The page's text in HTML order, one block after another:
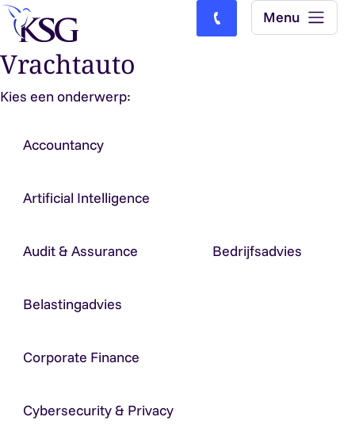
Skip to content
Bel ons: (0)77-4740000
Menu
Vrachtauto
Kies een onderwerp:
Accountancy
Artificial Intelligence
Audit & Assurance Bedrijfsadvies
Belastingadvies
Corporate Finance
Cybersecurity & Privacy